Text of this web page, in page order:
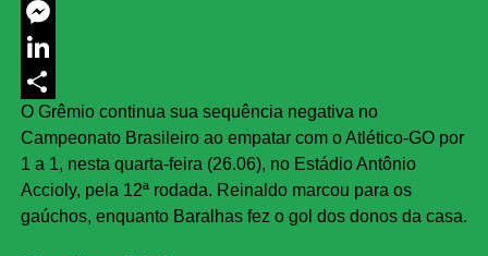
Twitter
Messenger
LinkedIn
Share
O Grêmio continua sua sequência negativa no
Campeonato Brasileiro ao empatar com o Atlético-GO por
1 a 1, nesta quarta-feira (26.06), no Estádio Antônio
Accioly, pela 12ª rodada. Reinaldo marcou para os
gaúchos, enquanto Baralhas fez o gol dos donos da casa.